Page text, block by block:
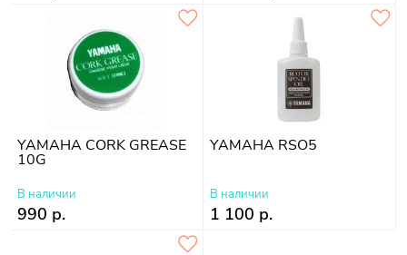
YAMAHA CORK GREASE
10G
В наличии
990 р.
YAMAHA RSO5
В наличии
1 100 р.